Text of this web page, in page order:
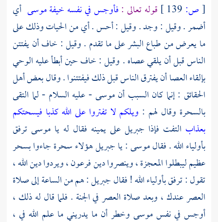
[ص: قوله تعالى :فأوجس في نفسه خيفة موسى أي
أضمر . وقيل : وجد . وقيل : أحس . أي من الحيات وذلك على
ما يعرض من طباع البشر على ما تقدم . وقيل : خاف أن يفتتن
الناس قبل أن يلقي عصاه . وقيل : خاف حين أبطأ عليه الوحي
بإلقاء العصا أن يفترق الناس قبل ذلك فيفتتنوا . وقال بعض أهل
الحقائق : إنما كان السبب أنموسى- عليه السلام - لما التقى
بالسحرة وقال لهم : ويلكم لا تفتروا على الله كذبا فيسحتكم
بعذاب التفت فإذا جبريلعلى يمينه فقال له يا موسى ترفق
بأولياء الله . فقالموسى: ياجبريلهؤلاء سحرة جاءوا بسحر
عظيم ليبطلوا المعجزة ، وينصروا دينفرعون ،ويردوا دين الله ،
تقول : ترفق بأولياء الله ! فقالجبريل: هم من الساعة إلى صلاة
العصر عندك ، وبعد صلاة العصر في الجنة . فلما قال له ذلك ،
أوجس في نفسموسى وخطر أن ما يدريني ما علم الله في ،